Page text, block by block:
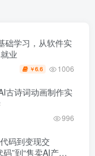
础学习，从软件实
业
￥6.6 1006
古诗词动画制作实
996
码到变现交
”到“售卖AI产品